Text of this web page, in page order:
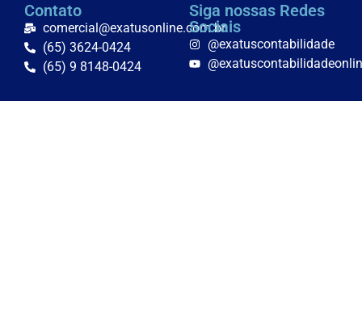
Contato
comercial@exatusonline.com.br
(65) 3624-0424
(65) 9 8148-0424
Siga nossas Redes
Sociais
@exatuscontabilidade